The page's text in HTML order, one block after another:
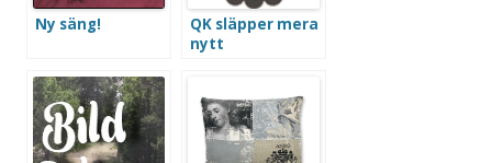
Ny säng!
QK släpper mera
nytt